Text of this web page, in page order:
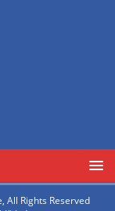
All Rights Reserved